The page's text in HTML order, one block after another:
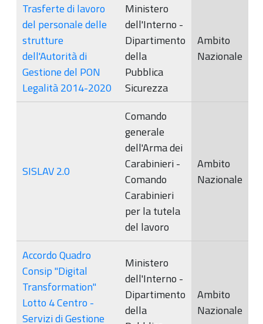
Trasferte di lavoro
del personale delle
strutture
dell'Autorità di
Gestione del PON
Legalità 2014-2020
Ministero
dell'Interno -
Dipartimento
della
Pubblica
Sicurezza
Ambito
Nazionale
SISLAV 2.0
Comando
generale
dell'Arma dei
Carabinieri -
Comando
Carabinieri
per la tutela
del lavoro
Ambito
Nazionale
Accordo Quadro
Consip "Digital
Transformation"
Lotto 4 Centro -
Servizi di Gestione
Ministero
dell'Interno -
Dipartimento
della
Ambito
Nazionale